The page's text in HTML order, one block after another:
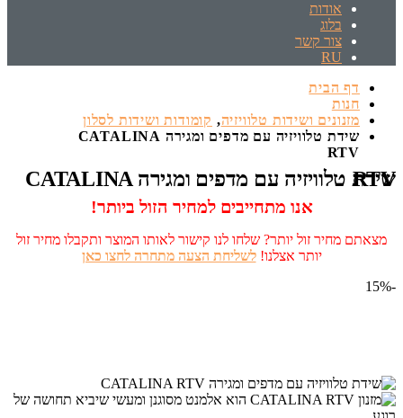
אודות
בלוג
צור קשר
RU
דף הבית
חנות
מזנונים ושידות טלוויזיה, קומודות ושידות לסלון
שידת טלוויזיה עם מדפים ומגירה CATALINA
RTV
שידת טלוויזיה עם מדפים ומגירה CATALINA RTV
אנו מתחייבים למחיר הזול ביותר!
מצאתם מחיר זול יותר? שלחו לנו קישור לאותו המוצר ותקבלו מחיר זול
יותר אצלנו!לשליחת הצעה מתחרה לחצו כאן
-15%